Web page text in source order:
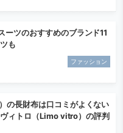
ツのおすすめのブランド11
も
ファッション
の長財布は口コミがよくない
ィトロ（Limo vitro）の評判